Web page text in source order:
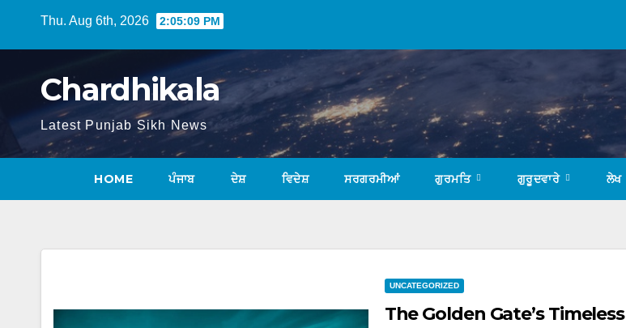
Thu. Aug 6th, 2026 2:05:10 PM
Chardhikala
Latest Punjab Sikh News
HOME ਪੰਜਾਬ ਦੇਸ਼ ਵਿਦੇਸ਼ ਸਰਗਰਮੀਆਂ ਗੁਰਮਤਿ ਗੁਰੂਦਵਾਰੇ ਲੇਖ
UNCATEGORIZED
The Golden Gate’s Timeless